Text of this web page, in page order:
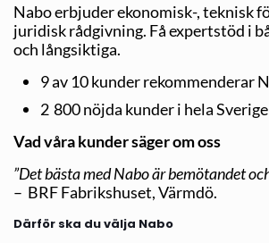
Nabo erbjuder ekonomisk-, teknisk
juridisk rådgivning. Få expertstöd i
och långsiktiga.
9 av 10 kunder rekommenderar
2 800 nöjda kunder i hela Sverige
Vad våra kunder säger om oss
”Det bästa med Nabo är bemötandet
– BRF Fabrikshuset, Värmdö.
Därför ska du välja Nabo